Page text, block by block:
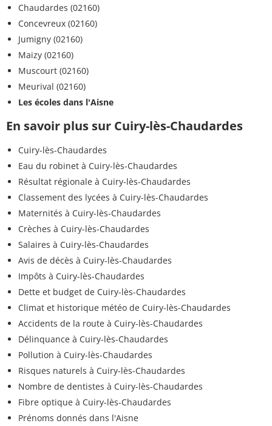
Chaudardes (02160)
Concevreux (02160)
Jumigny (02160)
Maizy (02160)
Muscourt (02160)
Meurival (02160)
Les écoles dans l'Aisne
En savoir plus sur Cuiry-lès-Chaudardes
Cuiry-lès-Chaudardes
Eau du robinet à Cuiry-lès-Chaudardes
Résultat régionale à Cuiry-lès-Chaudardes
Classement des lycées à Cuiry-lès-Chaudardes
Maternités à Cuiry-lès-Chaudardes
Crèches à Cuiry-lès-Chaudardes
Salaires à Cuiry-lès-Chaudardes
Avis de décès à Cuiry-lès-Chaudardes
Impôts à Cuiry-lès-Chaudardes
Dette et budget de Cuiry-lès-Chaudardes
Climat et historique météo de Cuiry-lès-Chaudardes
Accidents de la route à Cuiry-lès-Chaudardes
Délinquance à Cuiry-lès-Chaudardes
Pollution à Cuiry-lès-Chaudardes
Risques naturels à Cuiry-lès-Chaudardes
Nombre de dentistes à Cuiry-lès-Chaudardes
Fibre optique à Cuiry-lès-Chaudardes
Prénoms donnés dans l'Aisne